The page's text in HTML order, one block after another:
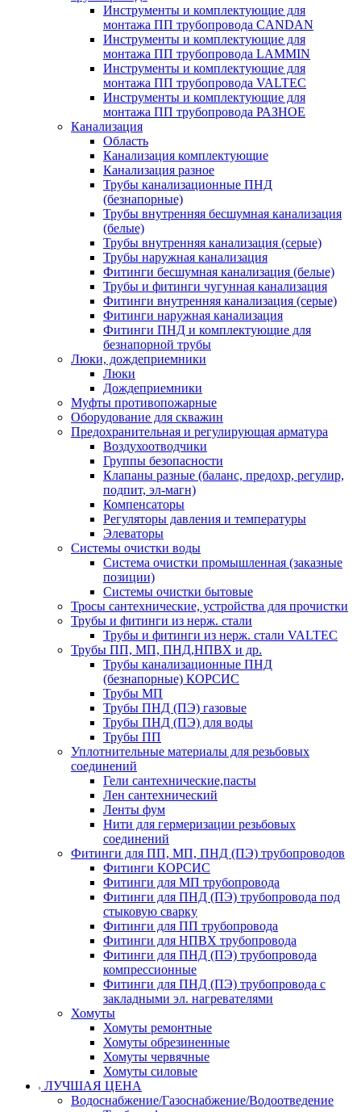
Инструменты и комплектующие для
монтажа ПП трубопровода CANDAN
Инструменты и комплектующие для
монтажа ПП трубопровода LAMMIN
Инструменты и комплектующие для
монтажа ПП трубопровода VALTEC
Инструменты и комплектующие для
монтажа ПП трубопровода РАЗНОЕ
Канализация
Область
Канализация комплектующие
Канализация разное
Трубы канализационные ПНД
(безнапорные)
Трубы внутренняя бесшумная канализация
(белые)
Трубы внутренняя канализация (серые)
Трубы наружная канализация
Фитинги бесшумная канализация (белые)
Трубы и фитинги чугунная канализация
Фитинги внутренняя канализация (серые)
Фитинги наружная канализация
Фитинги ПНД и комплектующие для
безнапорной трубы
Люки, дождеприемники
Люки
Дождеприемники
Муфты противопожарные
Оборудование для скважин
Предохранительная и регулирующая арматура
Воздухоотводчики
Группы безопасности
Клапаны разные (баланс, предохр, регулир,
подпит, эл-магн)
Компенсаторы
Регуляторы давления и температуры
Элеваторы
Системы очистки воды
Система очистки промышленная (заказные
позиции)
Системы очистки бытовые
Тросы сантехнические, устройства для прочистки
Трубы и фитинги из нерж. стали
Трубы и фитинги из нерж. стали VALTEC
Трубы ПП, МП, ПНД,НПВХ и др.
Трубы канализационные ПНД
(безнапорные) КОРСИС
Трубы МП
Трубы ПНД (ПЭ) газовые
Трубы ПНД (ПЭ) для воды
Трубы ПП
Уплотнительные материалы для резьбовых
соединений
Гели сантехнические,пасты
Лен сантехнический
Ленты фум
Нити для гермеризации резьбовых
соединений
Фитинги для ПП, МП, ПНД (ПЭ) трубопроводов
Фитинги КОРСИС
Фитинги для МП трубопровода
Фитинги для ПНД (ПЭ) трубопровода под
стыковую сварку
Фитинги для ПП трубопровода
Фитинги для НПВХ трубопровода
Фитинги для ПНД (ПЭ) трубопровода
компрессионные
Фитинги для ПНД (ПЭ) трубопровода с
закладными эл. нагревателями
Хомуты
Хомуты ремонтные
Хомуты обрезиненные
Хомуты червячные
Хомуты силовые
ЛУЧШАЯ ЦЕНА
Водоснабжение/Газоснабжение/Водоотведение